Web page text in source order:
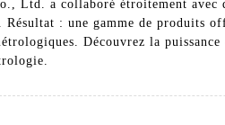
Ltd. a collaboré étroitement avec
: une gamme de produits
Découvrez la